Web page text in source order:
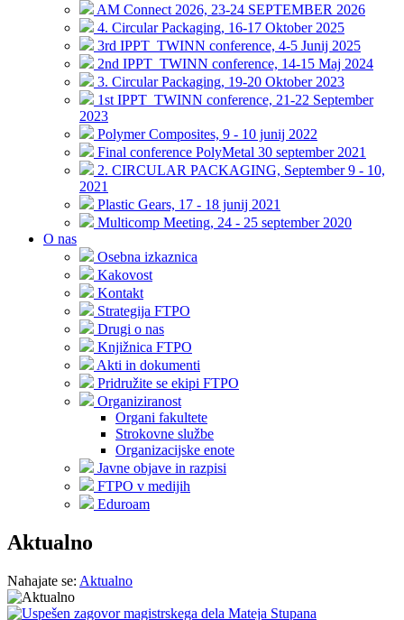
AM Connect 2026, 23-24 SEPTEMBER 2026
4. Circular Packaging, 16-17 Oktober 2025
3rd IPPT_TWINN conference, 4-5 Junij 2025
2nd IPPT_TWINN conference, 14-15 Maj 2024
3. Circular Packaging, 19-20 Oktober 2023
1st IPPT_TWINN conference, 21-22 September
2023
Polymer Composites, 9 - 10 junij 2022
Final conference PolyMetal 30 september 2021
2. CIRCULAR PACKAGING, September 9 - 10,
2021
Plastic Gears, 17 - 18 junij 2021
Multicomp Meeting, 24 - 25 september 2020
O nas
Osebna izkaznica
Kakovost
Kontakt
Strategija FTPO
Drugi o nas
Knjižnica FTPO
Akti in dokumenti
Pridružite se ekipi FTPO
Organiziranost
Organi fakultete
Strokovne službe
Organizacijske enote
Javne objave in razpisi
FTPO v medijih
Eduroam
Aktualno
Nahajate se: Aktualno